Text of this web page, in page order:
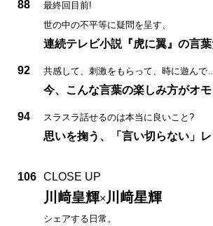
88
最終回目前!
世の中の不平等に疑問を呈す、
連続テレビ小説『虎に翼』の言葉
92 共感して、刺激をもらって、時に遊んで…
今、こんな言葉の楽しみ方がオ
94 スラスラ話せるのは本当に良いこと?
思いを掬う、「言い切らない」レ
106 CLOSE UP
川﨑皇輝× 川﨑星輝
シェアする日常。